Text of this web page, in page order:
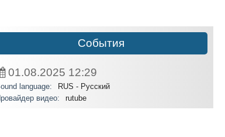
События
01.08.2025 12:29
language:
RUS - Русский
видео:
rutube